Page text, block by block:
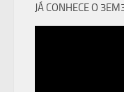
JÁ CONHECE O